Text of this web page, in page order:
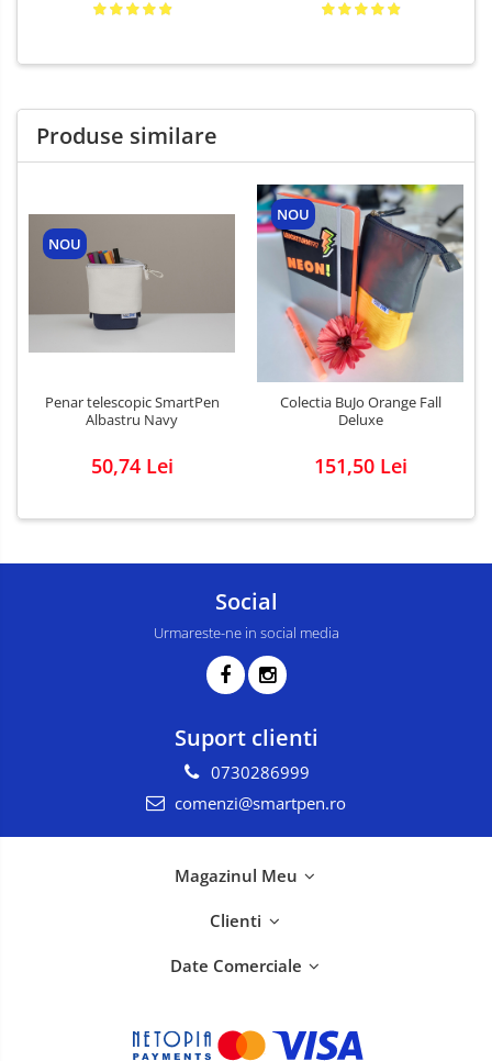
Produse similare
NOU
Penar telescopic SmartPen
Albastru Navy
50,74 Lei
NOU
Colectia BuJo Orange Fall
Deluxe
151,50 Lei
Social
Urmareste-ne in social media
Suport clienti
0730286999
comenzi@smartpen.ro
Magazinul Meu
Clienti
Date Comerciale